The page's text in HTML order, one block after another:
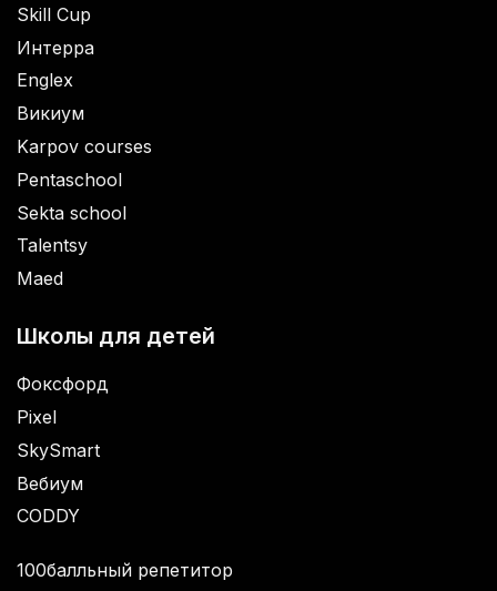
Skill Cup
Интерра
Englex
Викиум
Karpov courses
Pentaschool
Sekta school
Talentsy
Maed
Школы для детей
Фоксфорд
Pixel
SkySmart
Вебиум
CODDY
100балльный репетитор